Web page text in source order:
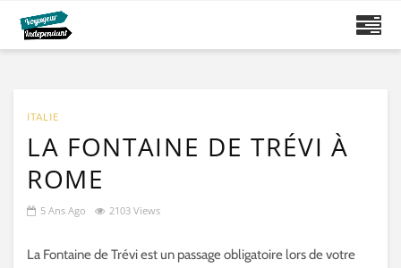
ITALIE
LA FONTAINE DE TRÉVI À
ROME
5 Ans Ago 2103 Views
La Fontaine de Trévi est un passage obligatoire lors de votre